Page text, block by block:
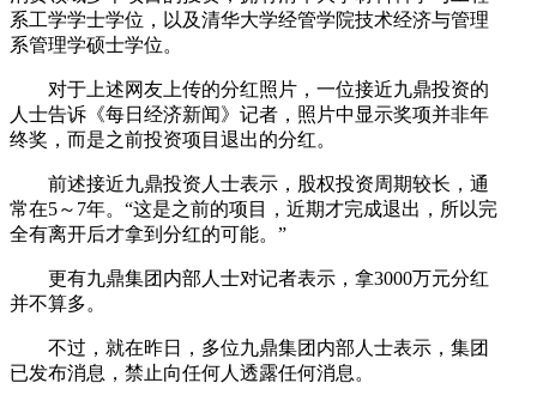
系工学学士学位，以及清华大学经管学院技术经济与管理
系管理学硕士学位。
对于上述网友上传的分红照片，一位接近九鼎投资的
人士告诉《每日经济新闻》记者，照片中显示奖项并非年
终奖，而是之前投资项目退出的分红。
前述接近九鼎投资人士表示，股权投资周期较长，通
常在5～7年。“这是之前的项目，近期才完成退出，所以完
全有离开后才拿到分红的可能。”
更有九鼎集团内部人士对记者表示，拿3000万元分红
并不算多。
不过，就在昨日，多位九鼎集团内部人士表示，集团
已发布消息，禁止向任何人透露任何消息。